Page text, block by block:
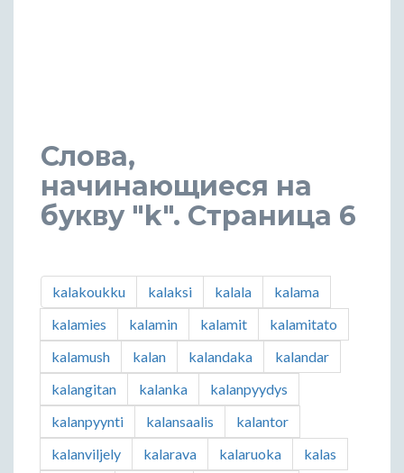
Слова,
начинающиеся на
букву "k". Страница 6
kalakoukku kalaksi kalala
kalama
kalamies
kalamin kalamit
kalamitato
kalamush
kalan kalandaka
kalandar
kalangitan
kalanka
kalanpyydys
kalanpyynti
kalansaalis
kalantor
kalanviljely
kalarava kalaruoka
kalas